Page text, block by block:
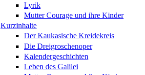
Lyrik
Mutter Courage und ihre Kinder
Kurzinhalte
Der Kaukasische Kreidekreis
Die Dreigroschenoper
Kalendergeschichten
Leben des Galilei